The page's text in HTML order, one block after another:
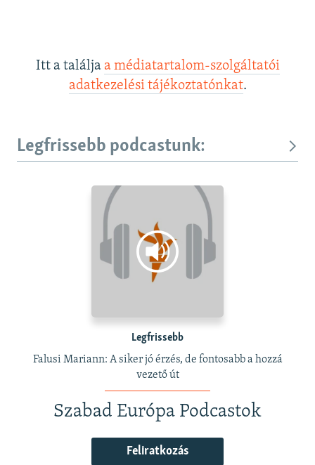
Itt a találja a médiatartalom-szolgáltatói
adatkezelési tájékoztatónkat.
Legfrissebb podcastunk:
Legfrissebb
Falusi Mariann: A siker jó érzés, de fontosabb a hozzá
vezető út
Szabad Európa Podcastok
Feliratkozás